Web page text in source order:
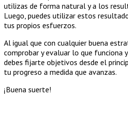
utilizas de forma natural y a los
Luego, puedes utilizar estos
tus propios esfuerzos.
Al igual que con cualquier buena
comprobar y evaluar lo que funciona
debes fijarte objetivos desde el
tu progreso a medida que avanzas.
¡Buena suerte!